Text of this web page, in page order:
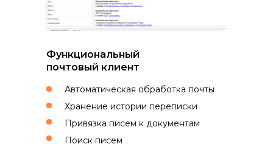
Автоматическая обработка почты
Хранение истории переписки
Привязка писем к документам
Поиск писем
Функциональный
почтовый клиент